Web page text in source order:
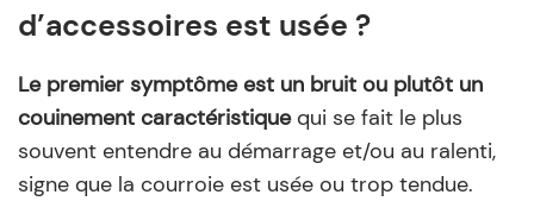
d’accessoires est usée ?
Le premier symptôme est un bruit ou plutôt un
couinement caractéristiquequi se fait le plus
souvent entendre au démarrage et/ou au ralenti,
signe que la courroie est usée ou trop tendue.